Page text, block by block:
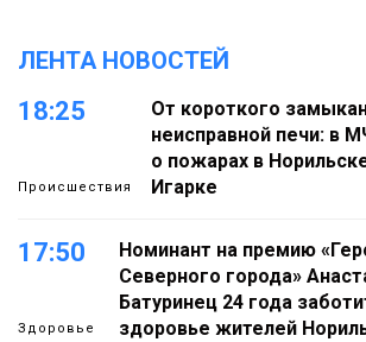
ЛЕНТА НОВОСТЕЙ
18:25
Происшествия
От короткого
неисправной печи: в
о пожарах в
Игарке
17:50
Здоровье
Номинант на премию
Северного города»
Батуринец 24 года
здоровье жителей